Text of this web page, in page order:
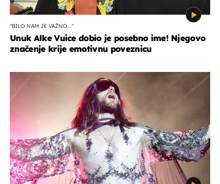
"BILO NAM JE VAŽNO..."
Unuk Alke Vuice dobio je posebno ime! Njegovo
značenje krije emotivnu poveznicu